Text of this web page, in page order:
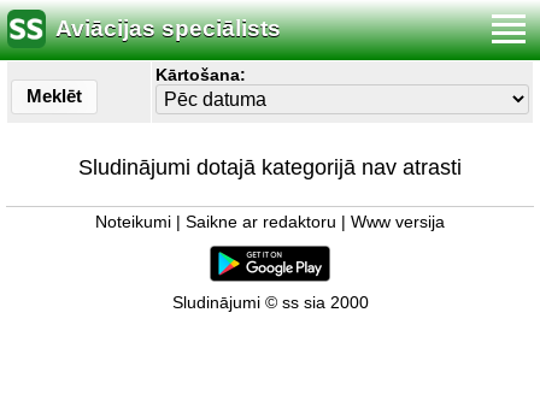
Aviācijas speciālists
Meklēt
Kārtošana:
Sludinājumi dotajā kategorijā nav atrasti
Noteikumi Saikne ar redaktoru Www versija
Sludinājumi © ss sia 2000